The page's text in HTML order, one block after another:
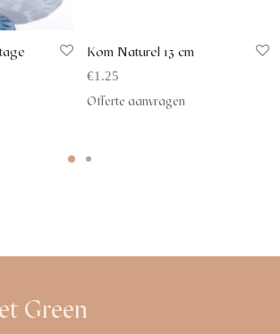
Kom Naturel 13 cm
€1.25
Offerte aanvragen
Green